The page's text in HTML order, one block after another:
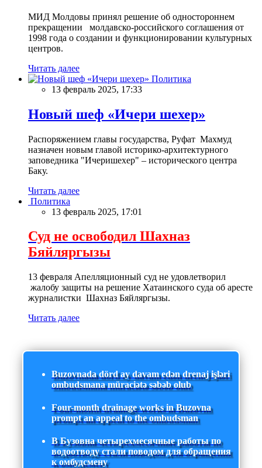
МИД Молдовы принял решение об одностороннем
прекращении молдавско-российского соглашения от
1998 года о создании и функционировании культурных
центров.
Читать далее
Политика
13 февраль 2025, 17:33
Новый шеф «Ичери шехер»
Распоряжением главы государства, Руфат Махмуд
назначен новым главой историко-архитектурного
заповедника "Ичеришехер" – исторического центра
Баку.
Читать далее
Политика
13 февраль 2025, 17:01
Суд не освободил Шахназ
Бяйляргызы
13 февраля Апелляционный суд не удовлетворил
жалобу защиты на решение Хатаинского суда об аресте
журналистки Шахназ Бяйляргызы.
Читать далее
Buzovnada dörd ay davam edən drenaj işləri
ombudsmana müraciətə səbəb olub
Four-month drainage works in Buzovna
prompt an appeal to the ombudsman
В Бузовна четырехмесячные работы по
водоотводу стали поводом для обращения
к омбудсмену